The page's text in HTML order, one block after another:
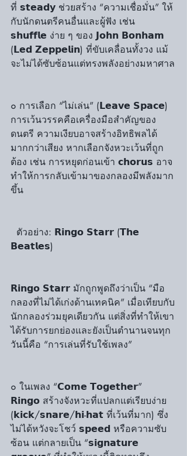
ที่ 𝘀𝘁𝗲𝗮𝗱𝘆 ช่วยสร้าง “ความเชื่อมั่น” ให้
กับนักดนตรีคนอื่นและผู้ฟัง เช่น
𝘀𝗵𝘂𝗳𝗳𝗹𝗲 ง่าย ๆ ของ 𝗝𝗼𝗵𝗻 𝗕𝗼𝗻𝗵𝗮𝗺
(𝗟𝗲𝗱 𝗭𝗲𝗽𝗽𝗲𝗹𝗶𝗻) ที่ขับเคลื่อนทั้งวง แม้
จะไม่ได้ซับซ้อนแต่ทรงพลังอย่างมหาศาล
๐ การเลือก “ไม่เล่น” (𝗟𝗲𝗮𝘃𝗲 𝗦𝗽𝗮𝗰𝗲)
การเว้นวรรคคือเครื่องมือสำคัญของ
ดนตรี ความเงียบอาจสร้างอิทธิพลได้
มากกว่าเสียง หากเลือกจังหวะเว้นที่ถูก
ต้อง เช่น การหยุดก่อนเข้า 𝗰𝗵𝗼𝗿𝘂𝘀 อาจ
ทำให้การกลับเข้ามาของกลองมีพลังมาก
ขึ้น
ตัวอย่าง: 𝗥𝗶𝗻𝗴𝗼 𝗦𝘁𝗮𝗿𝗿 (𝗧𝗵𝗲
𝗕𝗲𝗮𝘁𝗹𝗲𝘀)
𝗥𝗶𝗻𝗴𝗼 𝗦𝘁𝗮𝗿𝗿 มักถูกพูดถึงว่าเป็น “มือ
กลองที่ไม่ได้เก่งด้านเทคนิค” เมื่อเทียบกับ
นักกลองร่วมยุคเดียวกัน แต่สิ่งที่ทำให้เขา
ได้รับการยกย่องและยังเป็นตำนานจนทุก
วันนี้คือ “การเล่นที่รับใช้เพลง”
๐ ในเพลง “𝗖𝗼𝗺𝗲 𝗧𝗼𝗴𝗲𝘁𝗵𝗲𝗿”
𝗥𝗶𝗻𝗴𝗼 สร้างจังหวะที่แปลกแต่เรียบง่าย
(𝗸𝗶𝗰𝗸/𝘀𝗻𝗮𝗿𝗲/𝗵𝗶-𝗵𝗮𝘁 ที่เว้นที่มาก) ซึ่ง
ไม่ได้หวังจะโชว์ 𝘀𝗽𝗲𝗲𝗱 หรือความซับ
ซ้อน แต่กลายเป็น “𝘀𝗶𝗴𝗻𝗮𝘁𝘂𝗿𝗲